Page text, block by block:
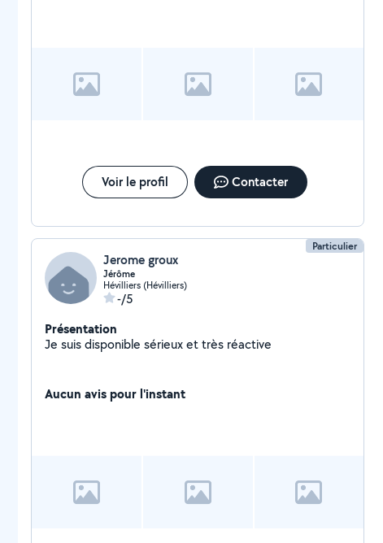
Voir le profil Contacter
Particulier
Jerome groux
Jérôme
Hévilliers (Hévilliers)
-/5
Présentation
Je suis disponible sérieux et très réactive
Aucun avis pour l'instant